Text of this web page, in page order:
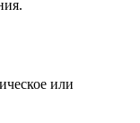
или